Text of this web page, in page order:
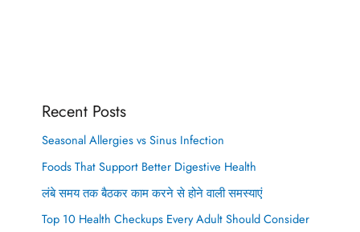
Recent Posts
Seasonal Allergies vs Sinus Infection
Foods That Support Better Digestive Health
लंबे समय तक बैठकर काम करने से होने वाली समस्याएं
Top 10 Health Checkups Every Adult Should Consider